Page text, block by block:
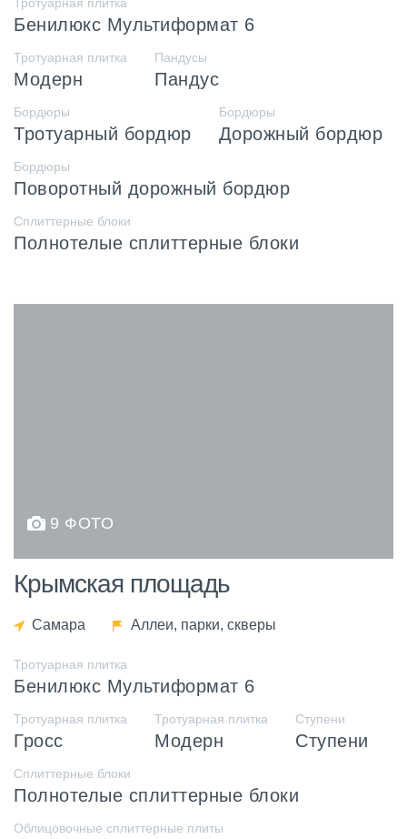
Тротуарная плитка
Бенилюкс Мультиформат 6
Тротуарная плитка
Модерн
Пандусы
Пандус
Бордюры
Тротуарный бордюр
Бордюры
Дорожный бордюр
Бордюры
Поворотный дорожный бордюр
Сплиттерные блоки
Полнотелые сплиттерные блоки
9 ФОТО
Крымская площадь
Самара Аллеи, парки, скверы
Тротуарная плитка
Бенилюкс Мультиформат 6
Тротуарная плитка
Гросс
Тротуарная плитка
Модерн
Ступени
Ступени
Сплиттерные блоки
Полнотелые сплиттерные блоки
Облицовочные сплиттерные плиты